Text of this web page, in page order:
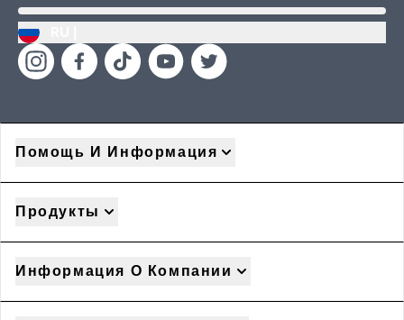
Помощь И Информация
Продукты
Информация О Компании